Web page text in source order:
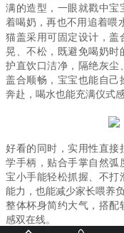
满的造型，一眼就戳中宝
着喝奶 ，再也不用追着喂
猫盖采用可固定设计，盖
晃、不松，既避免喝奶时
护直饮口洁净，隔绝灰尘
盖合顺畅，宝宝也能自己
奔赴，喝水也能充满仪式感
好看的同时，实用性直接
学手柄，贴合手掌自然弧
宝小手能轻松抓握、不打
能力，也能减少家长喂养负
整体杯身简约大气，搭配
感双在线。